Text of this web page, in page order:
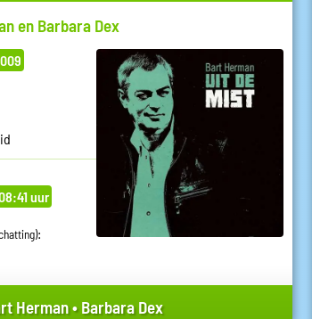
en Barbara Dex
uur
:
Herman•Barbara Dex